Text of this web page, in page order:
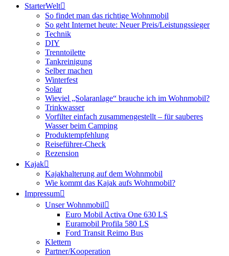
StarterWelt
So findet man das richtige Wohnmobil
So geht Internet heute: Neuer Preis/Leistungssieger
Technik
DIY
Trenntoilette
Tankreinigung
Selber machen
Winterfest
Solar
Wieviel „Solaranlage“ brauche ich im Wohnmobil?
Trinkwasser
Vorfilter einfach zusammengestellt – für sauberes
Wasser beim Camping
Produktempfehlung
Reiseführer-Check
Rezension
Kajak
Kajakhalterung auf dem Wohnmobil
Wie kommt das Kajak aufs Wohnmobil?
Impressum
Unser Wohnmobil
Euro Mobil Activa One 630 LS
Euramobil Profila 580 LS
Ford Transit Reimo Bus
Klettern
Partner/Kooperation